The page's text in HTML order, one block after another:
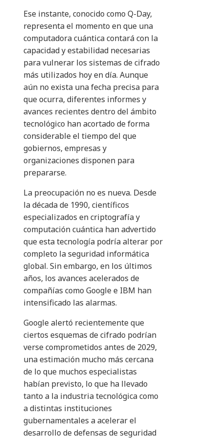
Ese instante, conocido como Q-Day,
representa el momento en que una
computadora cuántica contará con la
capacidad y estabilidad necesarias
para vulnerar los sistemas de cifrado
más utilizados hoy en día. Aunque
aún no exista una fecha precisa para
que ocurra, diferentes informes y
avances recientes dentro del ámbito
tecnológico han acortado de forma
considerable el tiempo del que
gobiernos, empresas y
organizaciones disponen para
prepararse.
La preocupación no es nueva. Desde
la década de 1990, científicos
especializados en criptografía y
computación cuántica han advertido
que esta tecnología podría alterar por
completo la seguridad informática
global. Sin embargo, en los últimos
años, los avances acelerados de
compañías como Google e IBM han
intensificado las alarmas.
Google alertó recientemente que
ciertos esquemas de cifrado podrían
verse comprometidos antes de 2029,
una estimación mucho más cercana
de lo que muchos especialistas
habían previsto, lo que ha llevado
tanto a la industria tecnológica como
a distintas instituciones
gubernamentales a acelerar el
desarrollo de defensas de seguridad